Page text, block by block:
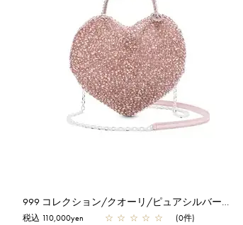
999 コレクション/クオーリ/ピュアシルバーピンク【一部店舗先行販売商品】
税込 110,000yen ☆ ☆ ☆ ☆ ☆ (0件)